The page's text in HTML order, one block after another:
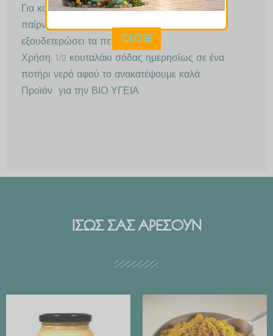
Για καλύτερο αποτέλεσμα δεν πρέπει να το
παίρνουμε αμέσως μετά το φαγητό γιατί θα
εξουδετερώσει τα πεπτικά υγρά.
Χρήση: 1/2 κουταλάκι σόδας ημερησίως σε ένα
ποτήρι νερό αφού το ανακατέψουμε καλά.
Προϊόν για την ΒΙΟ-ΥΓΕΙΑ
ΙΣΩΣ ΣΑΣ ΑΡΕΣΟΥΝ
range:
€ 2.99
through
CLOSE